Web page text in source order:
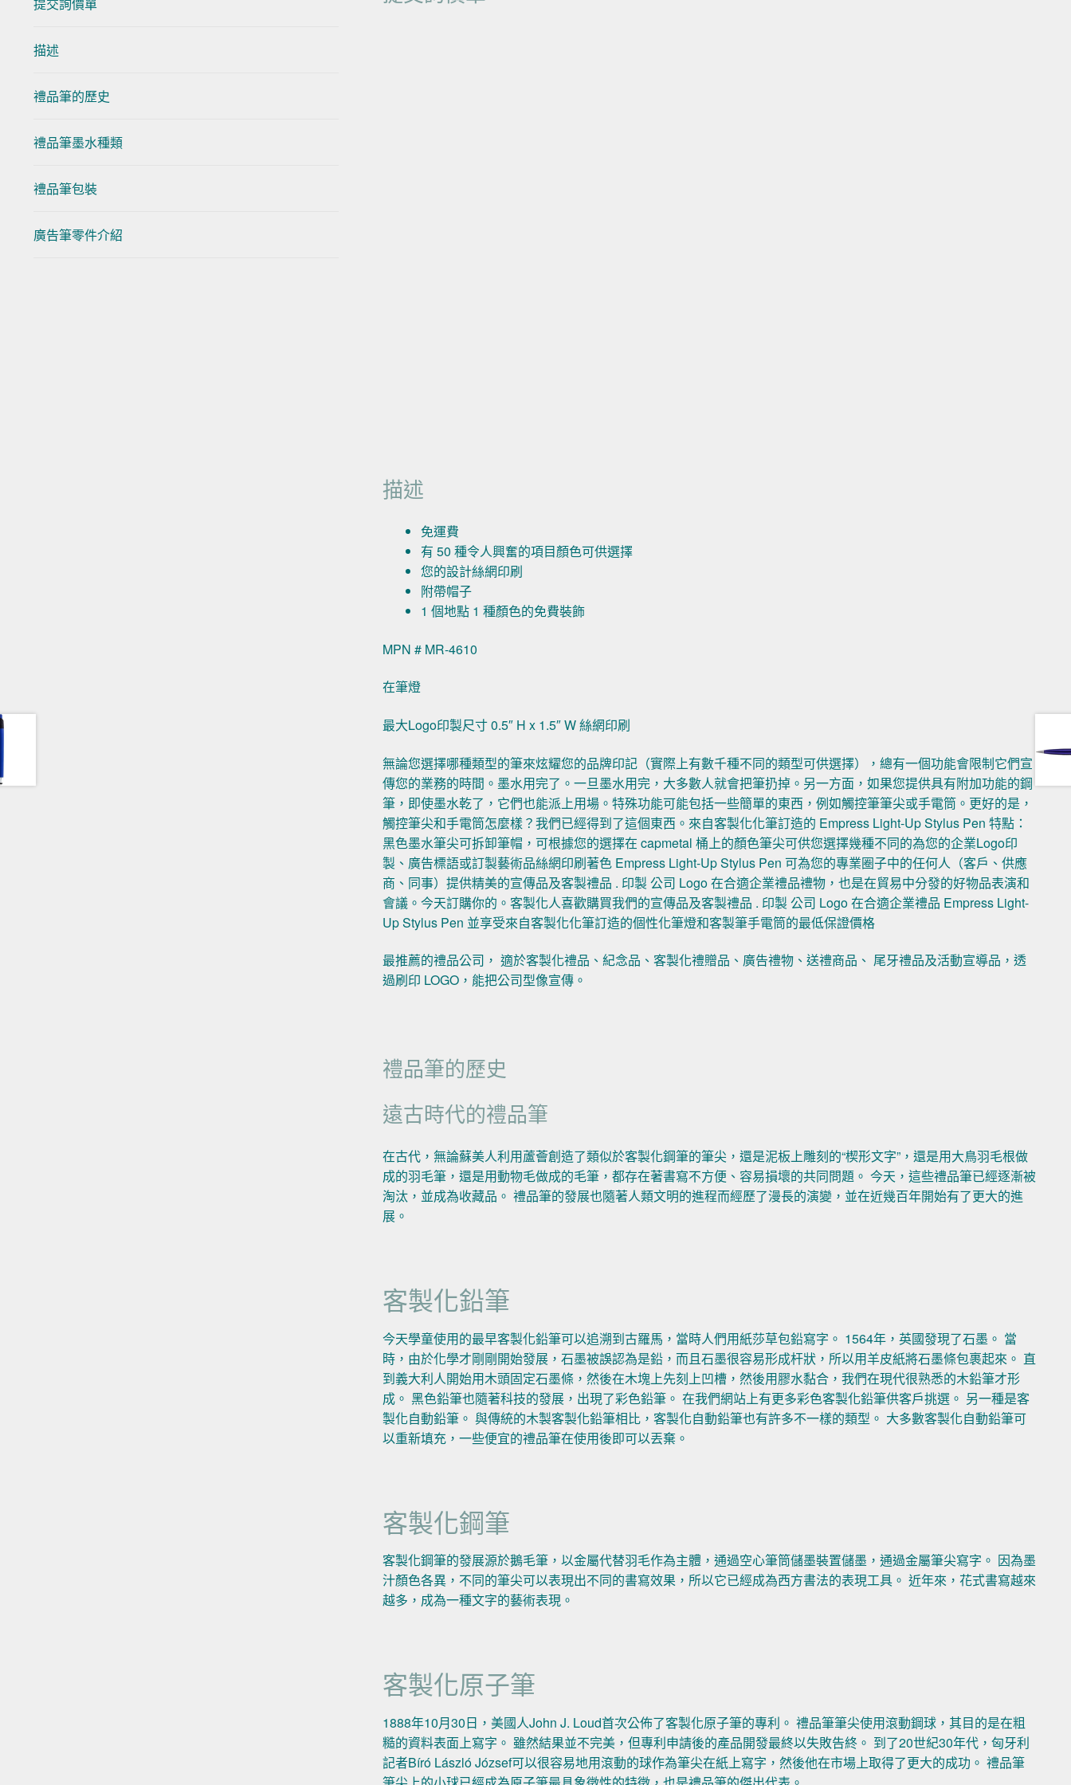
描述
禮品筆的歷史
禮品筆墨水種類
禮品筆包裝
廣告筆零件介紹
描述
免運費
有 50 種令人興奮的項目顏色可供選擇
您的設計絲網印刷
附帶帽子
1 個地點 1 種顏色的免費裝飾
MPN # MR-4610
在筆燈
最大Logo印製尺寸 0.5″ H x 1.5″ W 絲網印刷
無論您選擇哪種類型的筆來炫耀您的品牌印記（實際上有數千種不同的類型可供選擇），總有一個功能會限制它們宣
傳您的業務的時間。墨水用完了。一旦墨水用完，大多數人就會把筆扔掉。另一方面，如果您提供具有附加功能的鋼
筆，即使墨水乾了，它們也能派上用場。特殊功能可能包括一些簡單的東西，例如觸控筆筆尖或手電筒。更好的是，
觸控筆尖和手電筒怎麼樣？我們已經得到了這個東西。來自客製化化筆訂造的 Empress Light-Up Stylus Pen 特點：
黑色墨水筆尖可拆卸筆帽，可根據您的選擇在 capmetal 桶上的顏色筆尖可供您選擇幾種不同的為您的企業Logo印
製、廣告標語或訂製藝術品絲網印刷著色 Empress Light-Up Stylus Pen 可為您的專業圈子中的任何人（客戶、供應
商、同事）提供精美的宣傳品及客製禮品 . 印製 公司 Logo 在合適企業禮品禮物，也是在貿易中分發的好物品表演和
會議。今天訂購你的。客製化人喜歡購買我們的宣傳品及客製禮品 . 印製 公司 Logo 在合適企業禮品 Empress Light-
Up Stylus Pen 並享受來自客製化化筆訂造的個性化筆燈和客製筆手電筒的最低保證價格
最推薦的禮品公司， 適於客製化禮品、紀念品、客製化禮贈品、廣告禮物、送禮商品、 尾牙禮品及活動宣導品，透
過刷印 LOGO，能把公司型像宣傳。
禮品筆的歷史
遠古時代的禮品筆
在古代，無論蘇美人利用蘆薈創造了類似於客製化鋼筆的筆尖，還是泥板上雕刻的“楔形文字”，還是用大鳥羽毛根做
成的羽毛筆，還是用動物毛做成的毛筆，都存在著書寫不方便、容易損壞的共同問題。 今天，這些禮品筆已經逐漸被
淘汰，並成為收藏品。 禮品筆的發展也隨著人類文明的進程而經歷了漫長的演變，並在近幾百年開始有了更大的進
展。
客製化鉛筆
今天學童使用的最早客製化鉛筆可以追溯到古羅馬，當時人們用紙莎草包鉛寫字。 1564年，英國發現了石墨。 當
時，由於化學才剛剛開始發展，石墨被誤認為是鉛，而且石墨很容易形成杆狀，所以用羊皮紙將石墨條包裹起來。 直
到義大利人開始用木頭固定石墨條，然後在木塊上先刻上凹槽，然後用膠水黏合，我們在現代很熟悉的木鉛筆才形
成。 黑色鉛筆也隨著科技的發展，出現了彩色鉛筆。 在我們網站上有更多彩色客製化鉛筆供客戶挑選。 另一種是客
製化自動鉛筆。 與傳統的木製客製化鉛筆相比，客製化自動鉛筆也有許多不一樣的類型。 大多數客製化自動鉛筆可
以重新填充，一些便宜的禮品筆在使用後即可以丟棄。
客製化鋼筆
客製化鋼筆的發展源於鵝毛筆，以金屬代替羽毛作為主體，通過空心筆筒儲墨裝置儲墨，通過金屬筆尖寫字。 因為墨
汁顏色各異，不同的筆尖可以表現出不同的書寫效果，所以它已經成為西方書法的表現工具。 近年來，花式書寫越來
越多，成為一種文字的藝術表現。
客製化原子筆
1888年10月30日，美國人John J. Loud首次公佈了客製化原子筆的專利。 禮品筆筆尖使用滾動鋼球，其目的是在粗
糙的資料表面上寫字。 雖然結果並不完美，但專利申請後的產品開發最終以失敗告終。 到了20世紀30年代，匈牙利
記者Bíró László József可以很容易地用滾動的球作為筆尖在紙上寫字，然後他在市場上取得了更大的成功。 禮品筆